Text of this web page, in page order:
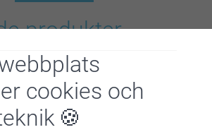
cookies och
produkter
Memokort
149,00